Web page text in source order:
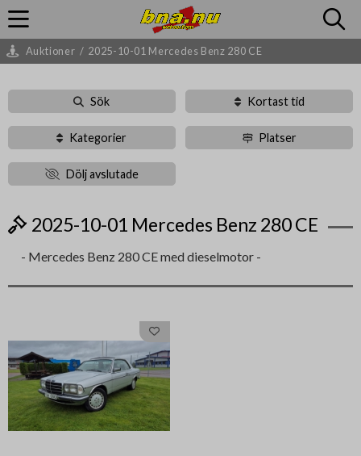
Auktioner / 2025-10-01 Mercedes Benz 280 CE
Sök Kortast tid
Kategorier Platser
Dölj avslutade
2025-10-01 Mercedes Benz 280 CE
- Mercedes Benz 280 CE med dieselmotor -